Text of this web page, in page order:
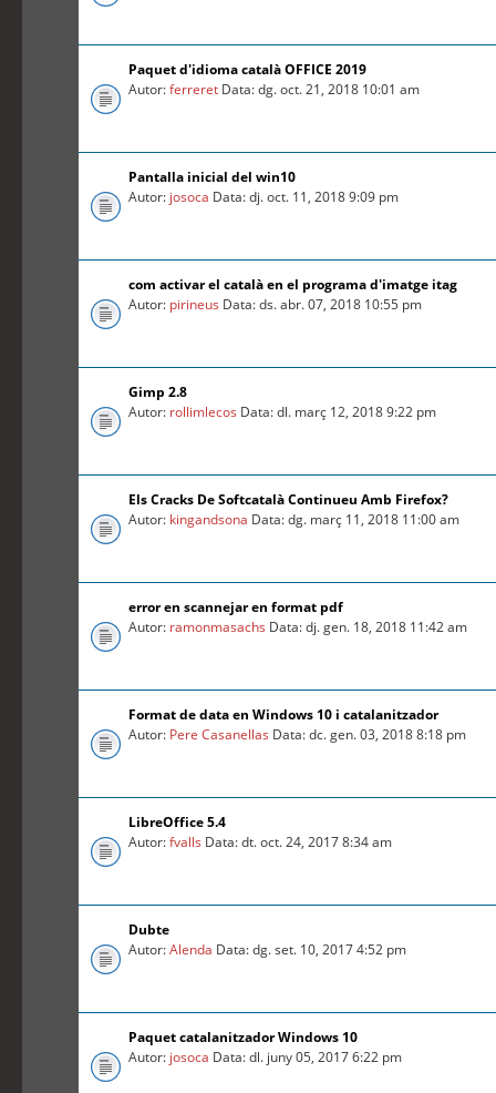
Paquet d'idioma català OFFICE 2019
Autor:ferreret Data: dg. oct. 21, 2018 10:01 am
Pantalla inicial del win10
Autor: josoca Data: dj. oct. 11, 2018 9:09 pm
com activar el català en el programa d'imatge itag
Autor: pirineus Data: ds. abr. 07, 2018 10:55 pm
Gimp 2.8
Autor: rollimlecos Data: dl. març 12, 2018 9:22 pm
Els Cracks De Softcatalà Continueu Amb Firefox?
Autor: kingandsona Data: dg. març 11, 2018 11:00 am
error en scannejar en format pdf
Autor: ramonmasachs Data: dj. gen. 18, 2018 11:42 am
Format de data en Windows 10 i catalanitzador
Autor: Pere Casanellas Data: dc. gen. 03, 2018 8:18 pm
LibreOffice 5.4
Autor:fvalls Data: dt. oct. 24, 2017 8:34 am
Dubte
Autor:Alenda Data: dg. set. 10, 2017 4:52 pm
Paquet catalanitzador Windows 10
Autor: josoca Data: dl. juny 05, 2017 6:22 pm